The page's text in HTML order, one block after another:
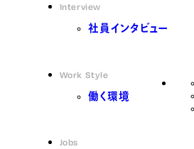
Interview
社員インタビュー
Work Style
働く環境
Jobs